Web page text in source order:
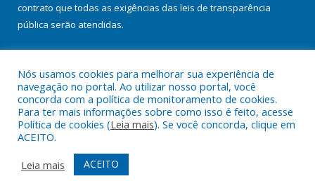
contrato que todas as exigências das leis de transparência
pública serão atendidas.
Todos os direitos reservados a Prefeitura Municipal de Jacundá.
Mapa do Site
Acessar Área Administrativa
Acessar Webmail
Nós usamos cookies para melhorar sua experiência de
navegação no portal. Ao utilizar nosso portal, você
concorda com a política de monitoramento de cookies.
Para ter mais informações sobre como isso é feito, acesse
Política de cookies (Leia mais). Se você concorda, clique em
ACEITO.
Leia mais
ACEITO